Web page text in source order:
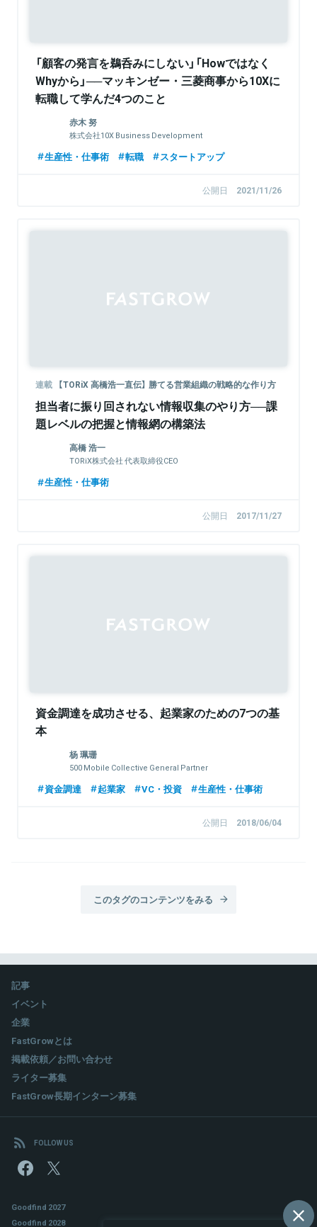
「顧客の発言を鵜呑みにしない」「Howではなく
Whyから」──マッキンゼー・三菱商事から10Xに
転職して学んだ4つのこと
赤木 努
株式会社10X Business Development
生産性・仕事術 転職 スタートアップ
公開日 2021/11/26
連載 【TORiX 高橋浩一直伝】 勝てる営業組織の戦略的な作り方
担当者に振り回されない情報収集のやり方──課
題レベルの把握と情報網の構築法
高橋 浩一
TORiX株式会社 代表取締役CEO
生産性・仕事術
公開日 2017/11/27
資金調達を成功させる、起業家のための7つの基
本
杨 珮珊
500 Mobile Collective General Partner
資金調達 起業家 VC・投資 生産性・仕事術
公開日 2018/06/04
このタグのコンテンツをみる
記事
イベント
企業
FastGrowとは
掲載依頼／お問い合わせ
ライター募集
FastGrow長期インターン募集
FOLLOW US
Goodfind 2027
Goodfind 2028